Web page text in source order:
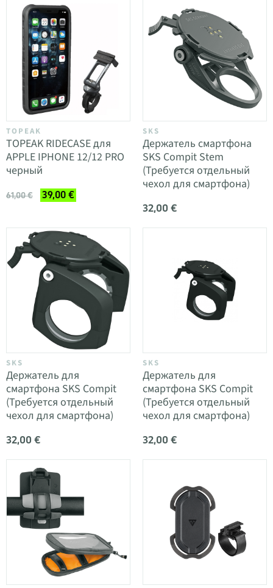
TOPEAK
TOPEAK RIDECASE для
APPLE IPHONE 12/12 PRO
черный
61,00 € 39,00 €
SKS
Держатель смартфона
SKS Compit Stem
(Требуется отдельный
чехол для смартфона)
32,00 €
SKS
Держатель для
смартфона SKS Compit
(Требуется отдельный
чехол для смартфона)
32,00 €
SKS
Держатель для
смартфона SKS Compit
(Требуется отдельный
чехол для смартфона)
32,00 €